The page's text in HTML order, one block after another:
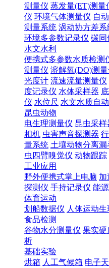
测量仪 蒸发量(ET)测量
仪 环境气体测量仪 自
测量系统 涡动协方差系
环境多参数记录仪 碳同
水文水利
便携式多参数水质检测
测量仪 溶解氧(DO)测量
光度计 流速流量测量仪
度记录仪 水体采样器
仪 水位尺 水文水质自
昆虫动物
电生理测量仪 昆虫采样
相机 虫害声音探测器
量系统 土壤动物分离漏
虫四臂嗅觉仪 动物跟踪
工业应用
野外便携式掌上电脑 加
探测仪 手持记录仪 能
体育运动
划船数据仪 人体运动
食品检测
谷物水分测量仪 果实硬
析
基础实验
烘箱 人工气候箱 电子